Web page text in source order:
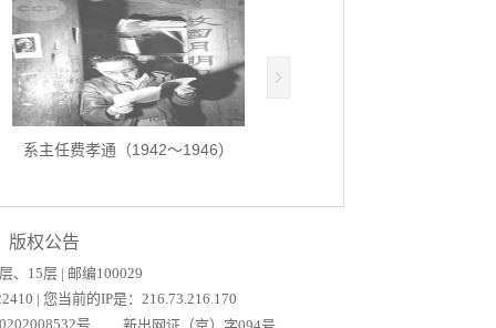
系主任费孝通（1942～1946）
版权公告
、15层 | 邮编100029
| 您当前的IP是： 216.73.216.170
号